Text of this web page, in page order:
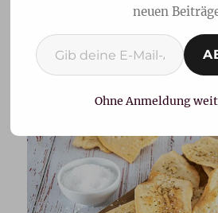
Lingue di
neuen
Gib deine E-Mail-Adresse ein ...
Ohne Anmeldung